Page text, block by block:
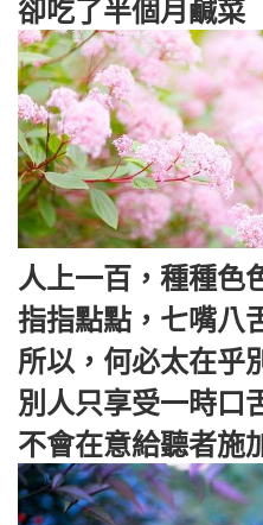
卻吃了半個月鹹菜
人上一百，種種色
指指點點，七嘴八
所以，何必太在乎
別人只享受一時口
不會在意給聽者施